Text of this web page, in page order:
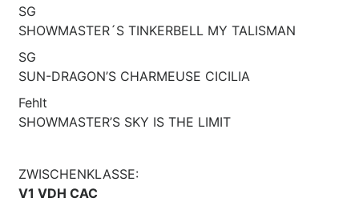
SG
SHOWMASTER´S TINKERBELL MY TALISMAN
SG
SUN-DRAGON’S CHARMEUSE CICILIA
Fehlt
SHOWMASTER’S SKY IS THE LIMIT
ZWISCHENKLASSE:
V1 VDH CAC